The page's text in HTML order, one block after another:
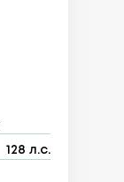
128 л.с.